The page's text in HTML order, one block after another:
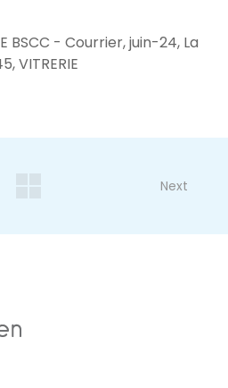
BSCC - Courrier, juin-24, La
VITRERIE
Next